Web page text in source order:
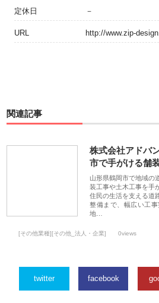
定休日 －
URL http://www.zip-
関連記事
株式会社アドバ
市で手がける舗
山形県鶴岡市で地域の
装工事や土木工事を手
住民の生活を支える道
整備まで、幅広い工事
地…
[その他業種][その他_法人・企業] 0views
twitter facebook